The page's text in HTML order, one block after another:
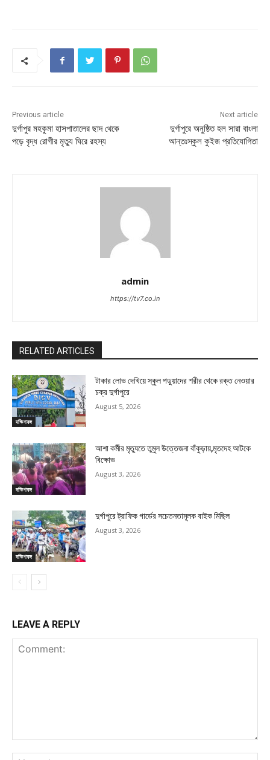
Previous article
দুর্গাপুর মহকুমা হাসপাতালের ছাদ থেকে
পড়ে বৃদ্ধ রোগীর মৃত্যু ঘিরে রহস্য
Next article
দুর্গাপুরে অনুষ্ঠিত হল সারা বাংলা
আন্তঃস্কুল কুইজ প্রতিযোগিতা
admin
https://tv7.co.in
RELATED ARTICLES
দক্ষিণবঙ্গ
টাকার লোভ দেখিয়ে স্কুল পড়ুয়াদের শরীর থেকে রক্ত নেওয়ার
চক্র দুর্গাপুরে
August 5, 2026
দক্ষিণবঙ্গ
আশা কর্মীর মৃত্যুতে তুমুল উত্তেজনা বাঁকুড়ায়,মৃতদেহ আটকে
বিক্ষোভ
August 3, 2026
দক্ষিণবঙ্গ
দুর্গাপুরে ট্রাফিক গার্ডের সচেতনতামূলক বাইক মিছিল
August 3, 2026
LEAVE A REPLY